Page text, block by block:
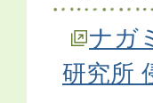
ナガ
研究所